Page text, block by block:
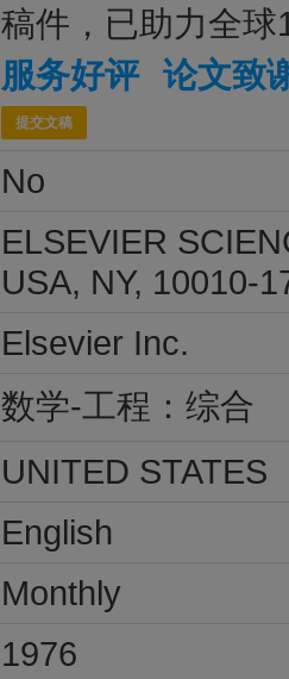
稿件，已助力全
服务好评
论文致
提交文稿
No
ELSEVIER
USA, NY, 10010-
Elsevier Inc.
数学-工程：综合
UNITED STATES
English
Monthly
1976